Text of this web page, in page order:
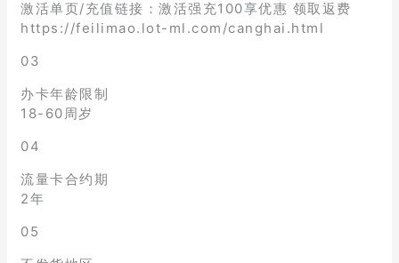
激活单页/充值链接：激活强充100享优惠 领取返费
https://feilimao.lot-ml.com/canghai.html
03
办卡年龄限制
18-60周岁
04
流量卡合约期
2年
05